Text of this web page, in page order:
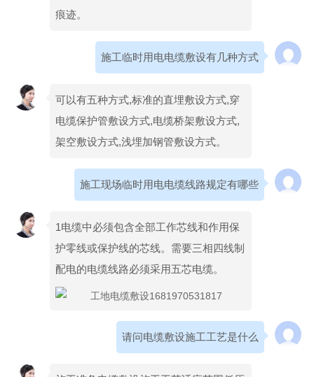
痕迹。
施工临时用电电缆敷设有几种方式
可以有五种方式,标准的直埋敷设方式,穿
电缆保护管敷设方式,电缆桥架敷设方式,
架空敷设方式,浅埋加钢管敷设方式。
施工现场临时用电电缆线路规定有哪些
1电缆中必须包含全部工作芯线和作用保
护零线或保护线的芯线。需要三相四线制
配电的电缆线路必须采用五芯电缆。
请问电缆敷设施工工艺是什么